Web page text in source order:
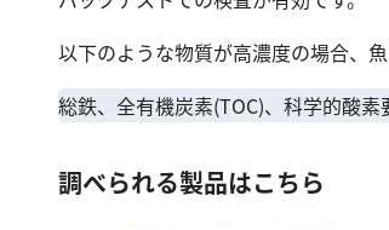
以下のような物質が高濃度の場合、
総鉄、全有機炭素(TOC)、科学的酸
調べられる製品はこちら